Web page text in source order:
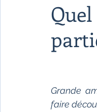
Témoignages /
Grande
faire